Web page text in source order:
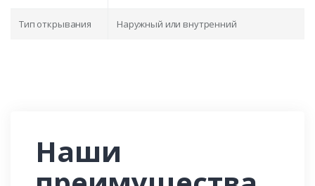
Тип открывания Наружный или внутренний
Наши